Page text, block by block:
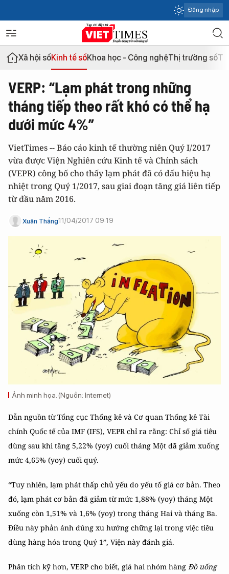
Đăng nhập
Xã hội sốKinh tế sốKhoa học - Công nghệThị trường số
VERP: “Lạm phát trong những
tháng tiếp theo rất khó có thể hạ
dưới mức 4%”
VietTimes -- Báo cáo kinh tế thường niên Quý I/2017
vừa được Viện Nghiên cứu Kinh tế và Chính sách
(VEPR) công bố cho thấy lạm phát đã có dấu hiệu hạ
nhiệt trong Quý 1/2017, sau giai đoạn tăng giá liên tiếp
từ đầu năm 2016.
Xuân Thắng11/04/2017 09:19
Ảnh minh họa. (Nguồn: Internet)
Dẫn nguồn từ Tổng cục Thống kê và Cơ quan Thống kê Tài
chính Quốc tế của IMF (IFS), VEPR chỉ ra rằng: Chỉ số giá tiêu
dùng sau khi tăng 5,22% (yoy) cuối tháng Một đã giảm xuống
mức 4,65% (yoy) cuối quý.
“Tuy nhiên, lạm phát thấp chủ yếu do yếu tố giá cơ bản. Theo
đó, lạm phát cơ bản đã giảm từ mức 1,88% (yoy) tháng Một
xuống còn 1,51% và 1,6% (yoy) trong tháng Hai và tháng Ba.
Điều này phản ánh đúng xu hướng chững lại trong việc tiêu
dùng hàng hóa trong Quý 1”, Viện này đánh giá.
Phân tích kỹ hơn, VERP cho biết, giá hai nhóm hàng Đồ uống